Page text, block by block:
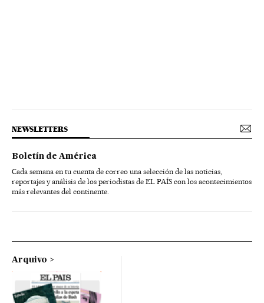
NEWSLETTERS
Boletín de América
Cada semana en tu cuenta de correo una selección de las noticias,
reportajes y análisis de los periodistas de EL PAÍS con los acontecimientos
más relevantes del continente.
Arquivo